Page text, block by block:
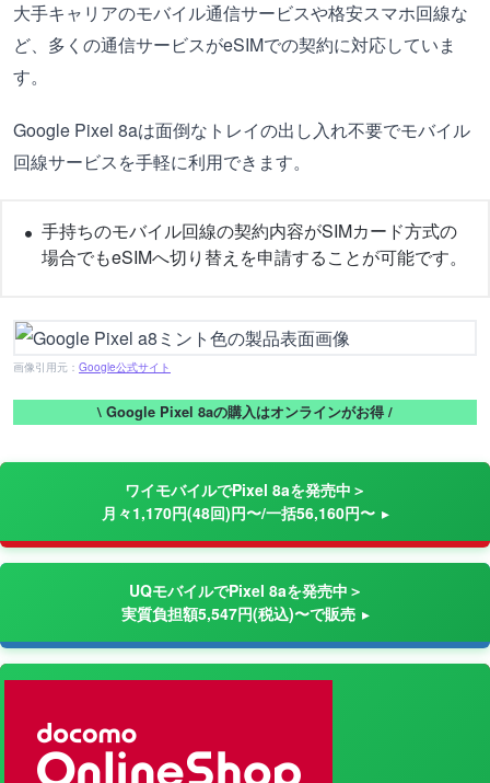
大手キャリアのモバイル通信サービスや格安スマホ回線な
ど、多くの通信サービスがeSIMでの契約に対応していま
す。
Google Pixel 8aは面倒なトレイの出し入れ不要でモバイル
回線サービスを手軽に利用できます。
手持ちのモバイル回線の契約内容がSIMカード方式の
場合でもeSIMへ切り替えを申請することが可能です。
画像引用元： Google公式サイト
\ Google Pixel 8aの購入はオンラインがお得 /
ワイモバイルでPixel 8aを発売中＞
月々1,170円(48回)円〜/一括56,160円〜
UQモバイルでPixel 8aを発売中＞
実質負担額5,547円(税込)〜で販売